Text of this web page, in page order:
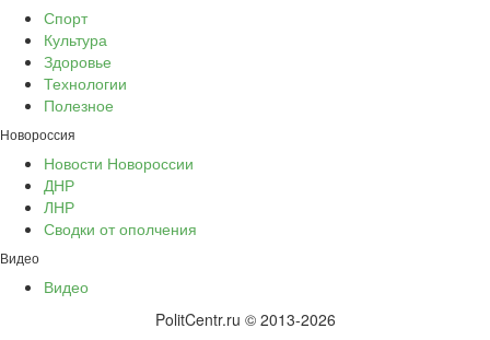
Спорт
Культура
Здоровье
Технологии
Полезное
Новороссия
Новости Новороссии
ДНР
ЛНР
Сводки от ополчения
Видео
Видео
PolitCentr.ru © 2013-2026